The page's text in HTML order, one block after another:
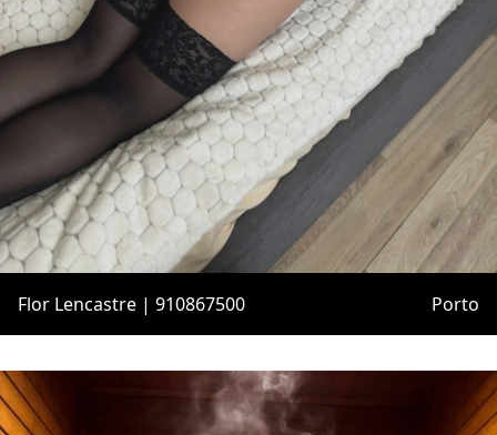
Flor Lencastre | 910867500 Porto